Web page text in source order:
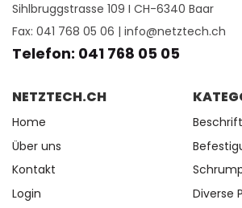
Sihlbruggstrasse 109 I CH-6340 Baar
Fax: 041 768 05 06 | info@netztech.ch
Telefon: 041 768 05 05
NETZTECH.CH
Home
Über uns
Kontakt
Login
Diverse